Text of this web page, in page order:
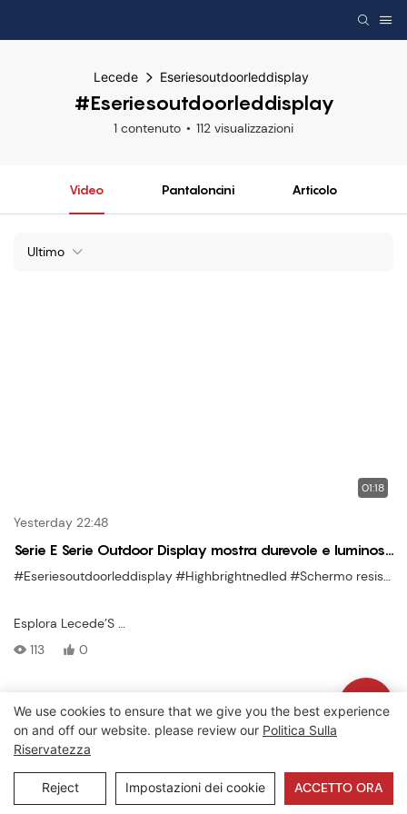
Lecede Eseriesoutdoorleddisplay
#Eseriesoutdoorleddisplay
1 contenuto 112 visualizzazioni
Video Pantaloncini Articolo
Ultimo
01:18
Yesterday 22:48
Serie E Serie Outdoor Display mostra durevole e luminoso
per la pubblicità per tutte le stagioni
#Eseriesoutdoorleddisplay#Highbrightnedled #Schermo resistente alle intemperie
Esplora Lecede’S
Serie E Display a LED esterno
In
eventuali condizioni meteorologiche
. Questo video di Showcase si concentra sulla serie E’ Struttura
robusta, luminosità brillante e qualità del display senza soluzione
di continuità per le installazioni esterne.
113 0
Copyright © 2026 Lecede | Mappa del sito|Informativa sulla
privacy
We use cookies to ensure that we give you the best experience
on and off our website. please review our Politica Sulla
Riservatezza
Reject Impostazioni dei cookie ACCETTO ORA